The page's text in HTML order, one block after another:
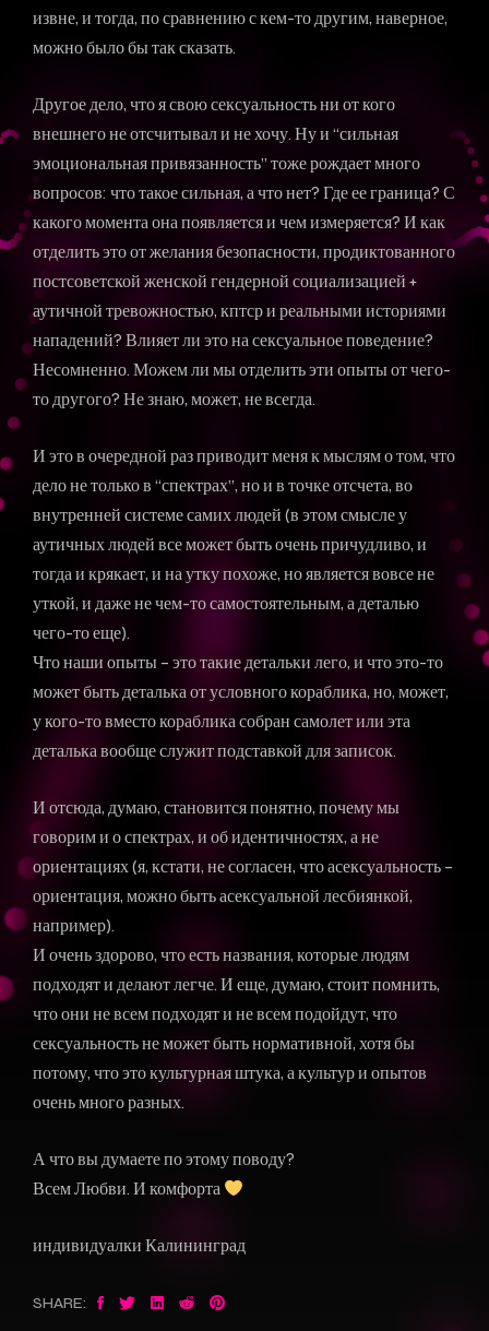
извне, и тогда, по сравнению с кем-то другим, наверное,
можно было бы так сказать.
Другое дело, что я свою сексуальность ни от кого
внешнего не отсчитывал и не хочу. Ну и “сильная
эмоциональная привязанность” тоже рождает много
вопросов: что такое сильная, а что нет? Где ее граница? С
какого момента она появляется и чем измеряется? И как
отделить это от желания безопасности, продиктованного
постсоветской женской гендерной социализацией +
аутичной тревожностью, кптср и реальными историями
нападений? Влияет ли это на сексуальное поведение?
Несомненно. Можем ли мы отделить эти опыты от чего-
то другого? Не знаю, может, не всегда.
И это в очередной раз приводит меня к мыслям о том, что
дело не только в “спектрах”, но и в точке отсчета, во
внутренней системе самих людей (в этом смысле у
аутичных людей все может быть очень причудливо, и
тогда и крякает, и на утку похоже, но является вовсе не
уткой, и даже не чем-то самостоятельным, а деталью
чего-то еще).
Что наши опыты – это такие детальки лего, и что это-то
может быть деталька от условного кораблика, но, может,
у кого-то вместо кораблика собран самолет или эта
деталька вообще служит подставкой для записок.
И отсюда, думаю, становится понятно, почему мы
говорим и о спектрах, и об идентичностях, а не
ориентациях (я, кстати, не согласен, что асексуальность –
ориентация, можно быть асексуальной лесбиянкой,
например).
И очень здорово, что есть названия, которые людям
подходят и делают легче. И еще, думаю, стоит помнить,
что они не всем подходят и не всем подойдут, что
сексуальность не может быть нормативной, хотя бы
потому, что это культурная штука, а культур и опытов
очень много разных.
А что вы думаете по этому поводу?
Всем Любви. И комфорта
индивидуалки Калининград
SHARE: